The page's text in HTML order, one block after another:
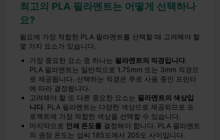
최고의 PLA 필라멘트는 어떻게 선택하나
요?
필요에 가장 적합한 PLA 필라멘트를 선택할 때 고려해야 할
몇 가지 요소가 있습니다.
가장 중요한 요소 중 하나는 필라멘트의 직경입니다.
PLA 필라멘트는 일반적으로 1.75mm 또는 3mm 직경으
로 제공됩니다. 선택하는 직경은 주로 사용 중인 프린터
에 따라 결정됩니다.
고려해야 할 또 다른 중요한 요소는 필라멘트의 색상입
니다. PLA 필라멘트는 다양한 색상으로 제공되므로 프
로젝트에 가장 적합한 색상을 선택할 수 있습니다.
마지막으로 인쇄 온도를 결정해야 합니다. PLA 필라멘트
의 권장 온도는 섭씨 185도에서 205도 사이입니다.